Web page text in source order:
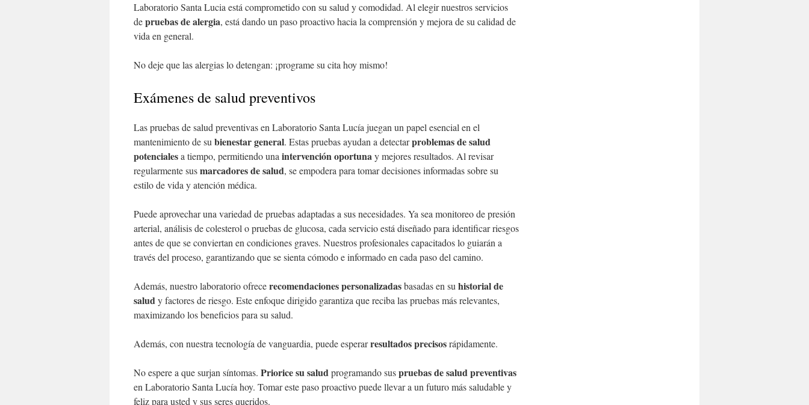
Laboratorio Santa Lucia está comprometido con su salud y comodidad. Al elegir nuestros servicios
depruebas de alergia, está dando un paso proactivo hacia la comprensión y mejora de su calidad de
vida en general.
No deje que las alergias lo detengan: ¡programe su cita hoy mismo!
Exámenes de salud preventivos
Las pruebas de salud preventivas en Laboratorio Santa Lucía juegan un papel esencial en el
mantenimiento de su bienestar general. Estas pruebas ayudan a detectarproblemas de salud
potencialesa tiempo, permitiendo una intervención oportunay mejores resultados. Al revisar
regularmente susmarcadores de salud, se empodera para tomar decisiones informadas sobre su
estilo de vida y atención médica.
Puede aprovechar una variedad de pruebas adaptadas a sus necesidades. Ya sea monitoreo de presión
arterial, análisis de colesterol o pruebas de glucosa, cada servicio está diseñado para identificar riesgos
antes de que se conviertan en condiciones graves. Nuestros profesionales capacitados lo guiarán a
través del proceso, garantizando que se sienta cómodo e informado en cada paso del camino.
Además, nuestro laboratorio ofrecerecomendaciones personalizadasbasadas en su historial de
saludy factores de riesgo. Este enfoque dirigido garantiza que reciba las pruebas más relevantes,
maximizando los beneficios para su salud.
Además, con nuestra tecnología de vanguardia, puede esperarresultados precisosrápidamente.
No espere a que surjan síntomas. Priorice su saludprogramando suspruebas de salud preventivas
en Laboratorio Santa Lucía hoy. Tomar este paso proactivo puede llevar a un futuro más saludable y
feliz para usted y sus seres queridos.